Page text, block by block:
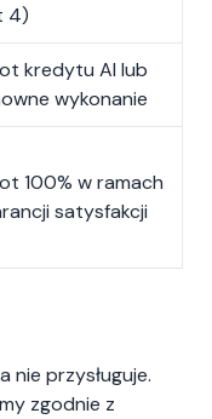
4)
kredytu AI lub
wykonanie
100% w ramach
satysfakcji
nie przysługuje.
zgodnie z